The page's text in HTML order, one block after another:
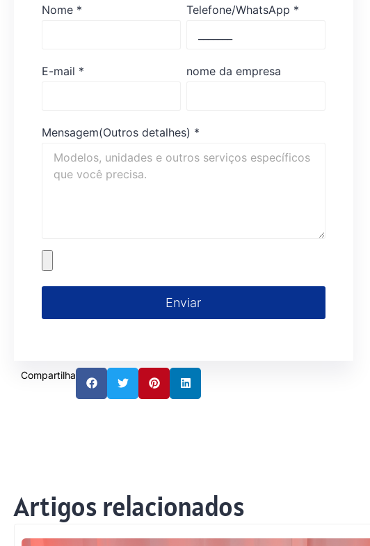
Nome * Telefone/WhatsApp *
E-mail * nome da empresa
Mensagem(Outros detalhes) *
Enviar
Compartilhar:
Artigos relacionados